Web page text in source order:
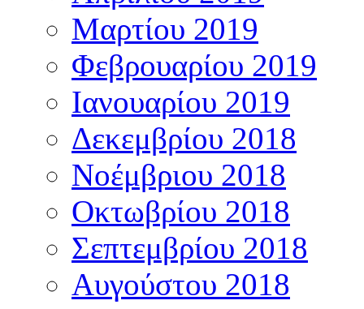
Μαρτίου 2019
Φεβρουαρίου 2019
Ιανουαρίου 2019
Δεκεμβρίου 2018
Νοέμβριου 2018
Οκτωβρίου 2018
Σεπτεμβρίου 2018
Αυγούστου 2018